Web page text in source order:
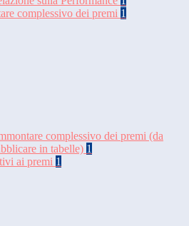
complessivo dei premi 1
complessivo dei premi (da
in tabelle) 1
ai premi 1